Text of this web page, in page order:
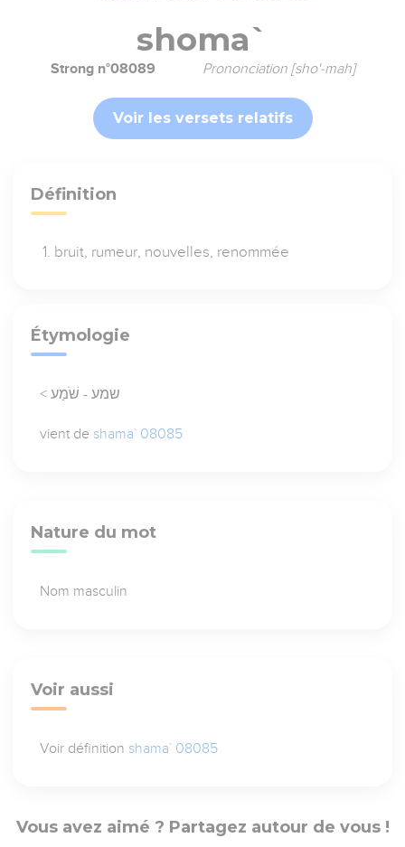
shoma`
Strong n°08089 Prononciation [sho'-mah]
Voir les versets relatifs
Définition
bruit, rumeur, nouvelles, renommée
Étymologie
< שמע - שֹׁמַע
vient de shama` 08085
Nature du mot
Nom masculin
Voir aussi
Voir définition shama` 08085
Vous avez aimé ? Partagez autour de vous !